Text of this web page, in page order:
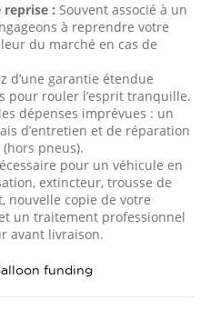
reprise : Souvent associé à un
à reprendre votre
du marché en cas de
d’une garantie étendue
pour rouler l’esprit tranquille.
dépenses imprévues : un
d’entretien et de réparation
pneus).
pour un véhicule en
extincteur, trousse de
nouvelle copie de votre
un traitement professionnel
avant livraison.
funding